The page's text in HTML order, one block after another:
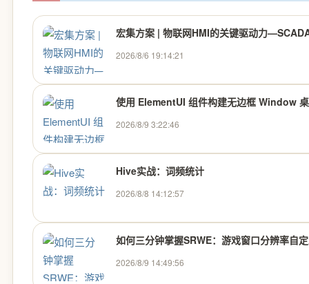
宏集方案 | 物联网HMI的关键驱动力
2026/8/6 19:14:21
使用 ElementUI 组件构建无边框 Window
2026/8/9 3:22:46
Hive实战：词频统计
2026/8/8 14:12:57
如何三分钟掌握SRWE：游戏窗口分辨率自
2026/8/9 14:49:56